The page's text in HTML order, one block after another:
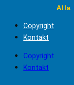
Alla
Copyright
Kontakt
Copyright
Kontakt